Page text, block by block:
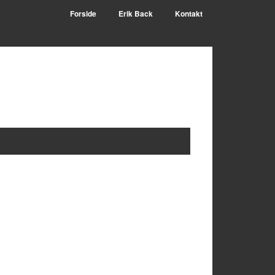
Forside Erik Back Kontakt